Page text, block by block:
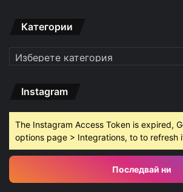
Категории
Категории
Instagram
The Instagram Access Token is expired,
options page > Integrations, to to refresh
Последвай ни